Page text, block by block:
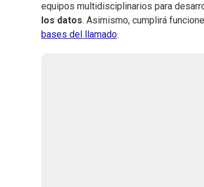
equipos multidisciplinarios para
los datos. Asimismo, cumplirá
bases del llamado.